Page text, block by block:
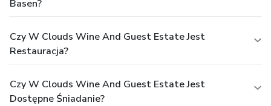
bathrobes and towels for your convenience. Begin your day
breakfast, consistently served at Clouds Wine and Guest
Estate. During your visit, indulge in a range of delightful
culinary choices at hotel to enhance your experience.
entertaining night without venturing beyond the confines of
the bar. Do you possess exceptional culinary skills?
Basen?
Czy W Clouds Wine And Guest Estate Jest
Restauracja?
Czy W Clouds Wine And Guest Estate Jest
Dostępne Śniadanie?